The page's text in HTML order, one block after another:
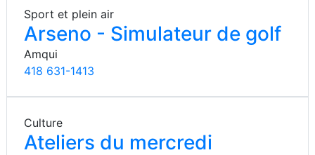
Sport et plein air
Arseno - Simulateur de golf
Amqui
418 631-1413
Culture
Ateliers du mercredi